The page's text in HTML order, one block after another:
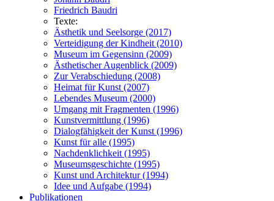
Friedrich Baudri
Texte:
Ästhetik und Seelsorge (2017)
Verteidigung der Kindheit (2010)
Museum im Gegensinn (2009)
Ästhetischer Augenblick (2009)
Zur Verabschiedung (2008)
Heimat für Kunst (2007)
Lebendes Museum (2000)
Umgang mit Fragmenten (1996)
Kunstvermittlung (1996)
Dialogfähigkeit der Kunst (1996)
Kunst für alle (1995)
Nachdenklichkeit (1995)
Museumsgeschichte (1995)
Kunst und Architektur (1994)
Idee und Aufgabe (1994)
Publikationen